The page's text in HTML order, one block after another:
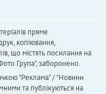
пряме
копіювання,
що містять посилання на
Група", заборонено.
"Реклама" / "Новини
та публікуються на